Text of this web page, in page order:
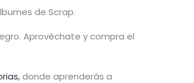
de Scrap.
Aprovéchate y compra el
donde aprenderás a